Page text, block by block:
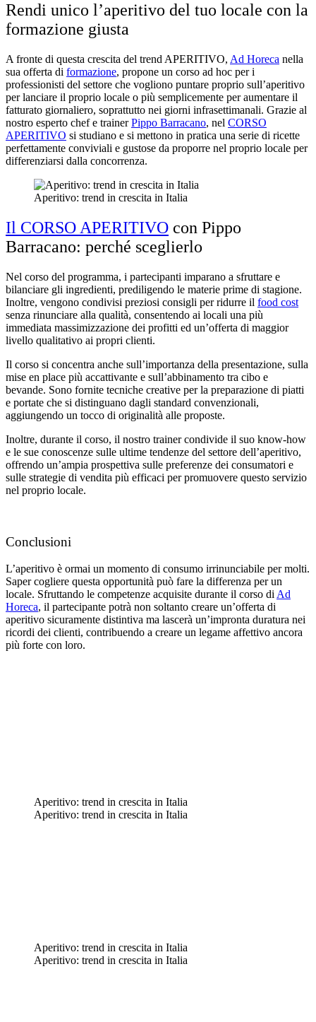
Rendi unico l’aperitivo del tuo locale con la
formazione giusta
A fronte di questa crescita del trend APERITIVO, Ad Horeca nella
sua offerta di formazione, propone un corso ad hoc per i
professionisti del settore che vogliono puntare proprio sull’aperitivo
per lanciare il proprio locale o più semplicemente per aumentare il
fatturato giornaliero, soprattutto nei giorni infrasettimanali. Grazie al
nostro esperto chef e trainerPippo Barracano, nel CORSO
APERITIVO si studiano e si mettono in pratica una serie di ricette
perfettamente conviviali e gustose da proporre nel proprio locale per
differenziarsi dalla concorrenza.
Aperitivo: trend in crescita in Italia
Il CORSO APERITIVO con Pippo
Barracano: perché sceglierlo
Nel corso del programma, i partecipanti imparano a sfruttare e
bilanciare gli ingredienti, prediligendo le materie prime di stagione.
Inoltre, vengono condivisi preziosi consigli per ridurre il food cost
senza rinunciare alla qualità, consentendo ai locali una più
immediata massimizzazione dei profitti ed un’offerta di maggior
livello qualitativo ai propri clienti.
Il corso si concentra anche sull’importanza della presentazione, sulla
mise en place più accattivante e sull’abbinamento tra cibo e
bevande. Sono fornite tecniche creative per la preparazione di piatti
e portate che si distinguano dagli standard convenzionali,
aggiungendo un tocco di originalità alle proposte.
Inoltre, durante il corso, il nostro trainer condivide il suo know-how
e le sue conoscenze sulle ultime tendenze del settore dell’aperitivo,
offrendo un’ampia prospettiva sulle preferenze dei consumatori e
sulle strategie di vendita più efficaci per promuovere questo servizio
nel proprio locale.
Conclusioni
L’aperitivo è ormai un momento di consumo irrinunciabile per molti.
Saper cogliere questa opportunità può fare la differenza per un
locale. Sfruttando le competenze acquisite durante il corso di Ad
Horeca, il partecipante potrà non soltanto creare un’offerta di
aperitivo sicuramente distintiva ma lascerà un’impronta duratura nei
ricordi dei clienti, contribuendo a creare un legame affettivo ancora
più forte con loro.
Aperitivo: trend in crescita in Italia
Aperitivo: trend in crescita in Italia
Aperitivo: trend in crescita in Italia
Aperitivo: trend in crescita in Italia